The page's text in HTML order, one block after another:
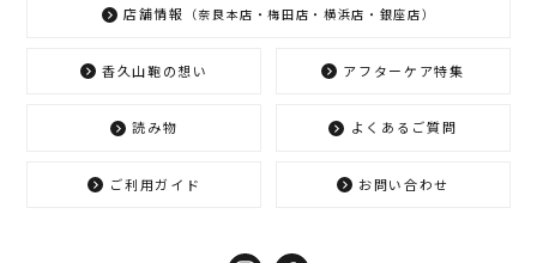
店舗情報 （奈良本店・梅田店・横浜店・銀座店）
香久山鞄の想い アフターケア特集
読み物 よくあるご質問
ご利用ガイド お問い合わせ